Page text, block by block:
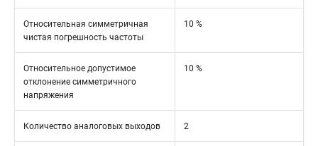
Относительная симметричная
чистая погрешность частоты
10 %
Относительное допустимое
отклонение симметричного
напряжения
10 %
Количество аналоговых выходов 2